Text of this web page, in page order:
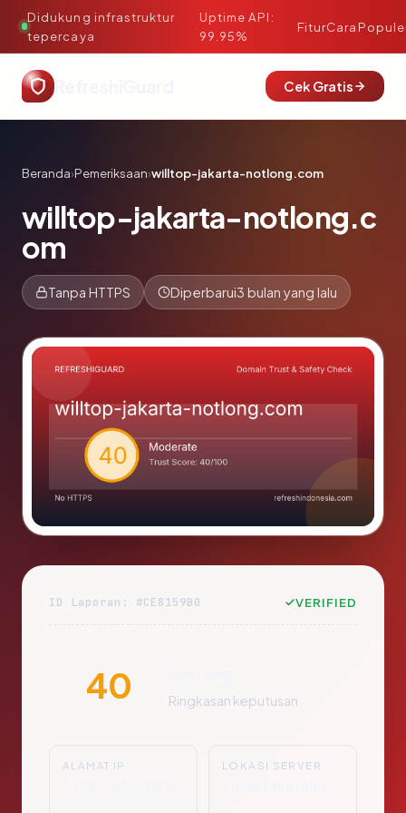
Didukung infrastruktur
tepercaya
·
Uptime API:
99.95%
FiturCara
Cek Gratis
Beranda›Pemeriksaan›willtop-jakarta-notlong.com
willtop-jakarta-notlong.c
om
Tanpa HTTPS Diperbarui3 bulan yang lalu
ID Laporan: #CE8159B0 VERIFIED
40 Ringkasan keputusan
ALAMAT IP LOKASI SERVER